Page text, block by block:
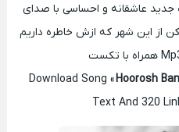
عاشقانه و احساسی با صدای
از این شهر که ازش خاطره داریم
Download Song «Hoorosh
Text And 320